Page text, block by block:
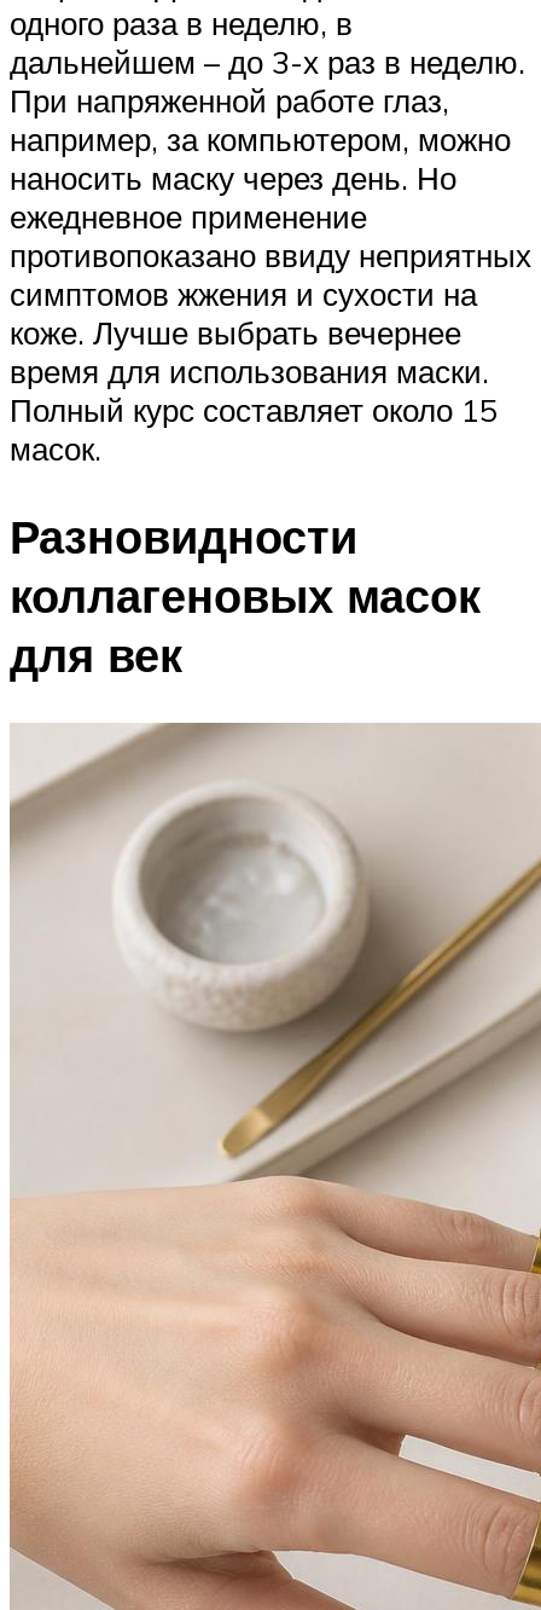
одного раза в неделю, в
дальнейшем – до 3-х раз в неделю.
При напряженной работе глаз,
например, за компьютером, можно
наносить маску через день. Но
ежедневное применение
противопоказано ввиду неприятных
симптомов жжения и сухости на
коже. Лучше выбрать вечернее
время для использования маски.
Полный курс составляет около 15
масок.
Разновидности
коллагеновых масок
для век